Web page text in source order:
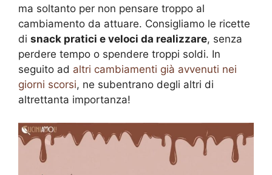
ma soltanto per non pensare troppo al
cambiamento da attuare. Consigliamo le ricette
di snack pratici e veloci da realizzare, senza
perdere tempo o spendere troppi soldi. In
seguito ad altri cambiamenti già avvenuti nei
giorni scorsi, ne subentrano degli altri di
altrettanta importanza!